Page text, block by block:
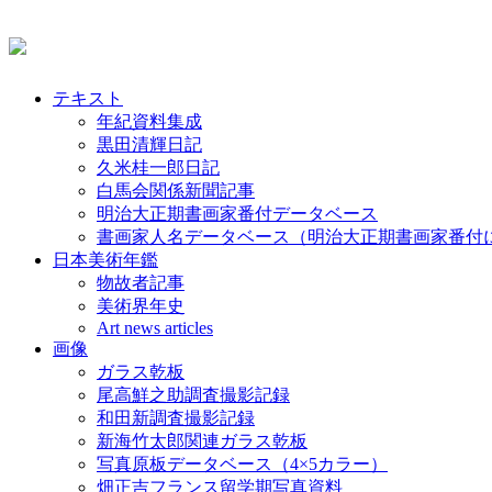
テキスト
年紀資料集成
黒田清輝日記
久米桂一郎日記
白馬会関係新聞記事
明治大正期書画家番付データベース
書画家人名データベース（明治大正期書画家番付
日本美術年鑑
物故者記事
美術界年史
Art news articles
画像
ガラス乾板
尾高鮮之助調査撮影記録
和田新調査撮影記録
新海竹太郎関連ガラス乾板
写真原板データベース（4×5カラー）
畑正吉フランス留学期写真資料